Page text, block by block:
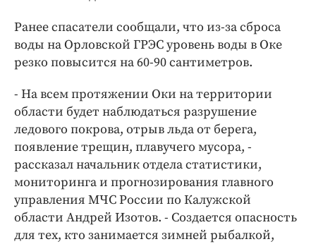
Ранее спасатели сообщали, что из-за сброса
воды на Орловской ГРЭС уровень воды в Оке
резко повысится на 60-90 сантиметров.
- На всем протяжении Оки на территории
области будет наблюдаться разрушение
ледового покрова, отрыв льда от берега,
появление трещин, плавучего мусора, -
рассказал начальник отдела статистики,
мониторинга и прогнозирования главного
управления МЧС России по Калужской
области Андрей Изотов. - Создается опасность
для тех, кто занимается зимней рыбалкой,